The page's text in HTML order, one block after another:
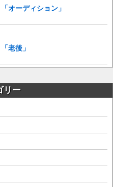
オーディション」
老後」
リー